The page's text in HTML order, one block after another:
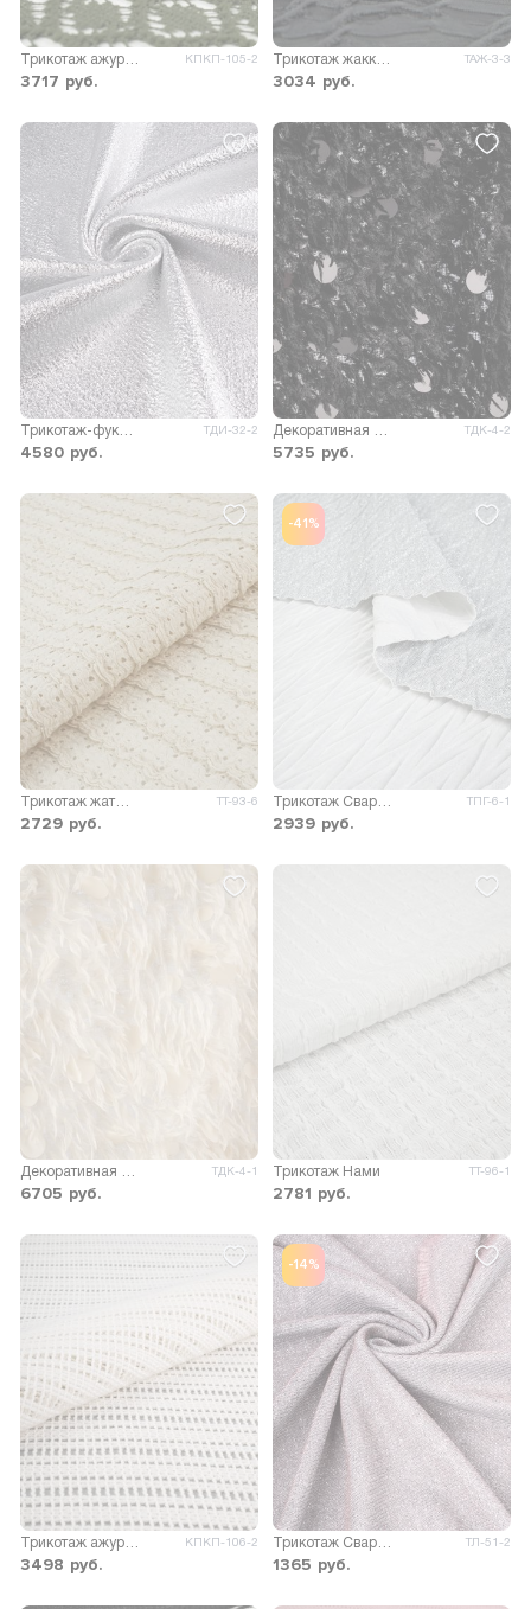
Трикотаж ажурный Кальте КПКП-105-2
3717 руб.
Трикотаж жаккард Карабелла ТАЖ-3-3
3034 руб.
ТДИ-32-2
4580 руб.
ТДК-4-2
5735 руб.
ТТ-93-6
2729 руб.
-41%
ТПГ-6-1
2939 руб.
Декоративная ткань с пайеткой Птица ТДК-4-1
6705 руб.
Трикотаж Нами ТТ-96-1
2781 руб.
КПКП-106-2
3498 руб.
-14%
ТЛ-51-2
1365 руб.